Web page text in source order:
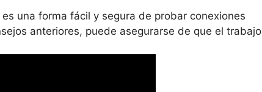
una forma fácil y segura de probar conexiones
anteriores, puede asegurarse de que el trabajo